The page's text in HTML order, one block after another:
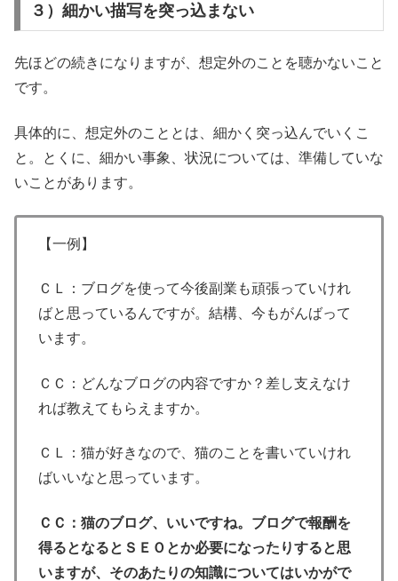
３）細かい描写を突っ込まない
先ほどの続きになりますが、想定外のことを聴かないこと
です。
具体的に、想定外のこととは、細かく突っ込んでいくこ
と。とくに、細かい事象、状況については、準備していな
いことがあります。
【一例】
ＣＬ：ブログを使って今後副業も頑張っていけれ
ばと思っているんですが。結構、今もがんばって
います。
ＣＣ：どんなブログの内容ですか？差し支えなけ
れば教えてもらえますか。
ＣＬ：猫が好きなので、猫のことを書いていけれ
ばいいなと思っています。
ＣＣ：猫のブログ、いいですね。ブログで報酬を
得るとなるとＳＥＯとか必要になったりすると思
いますが、そのあたりの知識についてはいかがで